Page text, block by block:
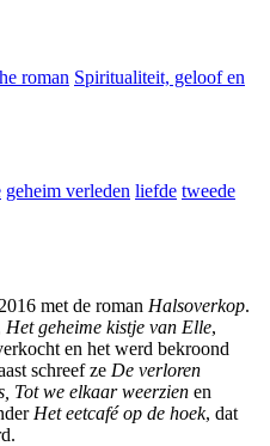
roman Spiritualiteit, geloof en
geheim verleden liefde tweede
met de roman Halsoverkop.
Het geheime kistje van Elle,
en het werd bekroond
schreef ze De verloren
Tot we elkaar weerzien en
Het eetcafé op de hoek, dat